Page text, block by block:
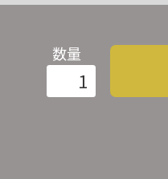
数量